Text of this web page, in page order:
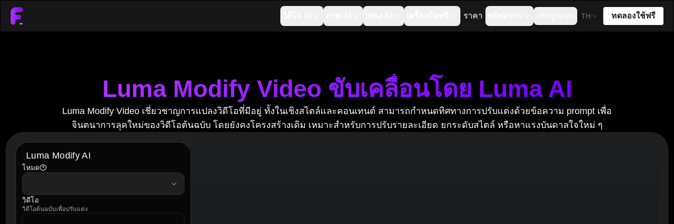
ราคา TH ทดลองใช้ฟรี
Luma Modify Video ขับเคลื่อนโดย Luma AI
Luma Modify Video เชี่ยวชาญการแปลงวิดีโอที่มีอยู่ ทั้งในเชิงสไตล์และคอนเทนต์ สามารถกำหนดทิศทางการปรับแต่งด้วยข้อความ prompt เพื่อ
จินตนาการลุคใหม่ของวิดีโอต้นฉบับ โดยยังคงโครงสร้างเดิม เหมาะสำหรับการปรับรายละเอียด ยกระดับสไตล์ หรือหาแรงบันดาลใจใหม่ ๆ
Luma Modify AI
โหมด
mode
วิดีโอ
วิดีโอต้นฉบับเพื่อปรับแต่ง